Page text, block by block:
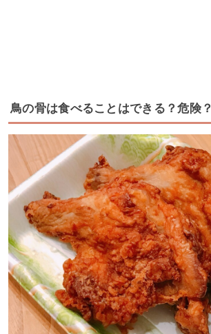
鳥の骨は食べることはできる？危険？